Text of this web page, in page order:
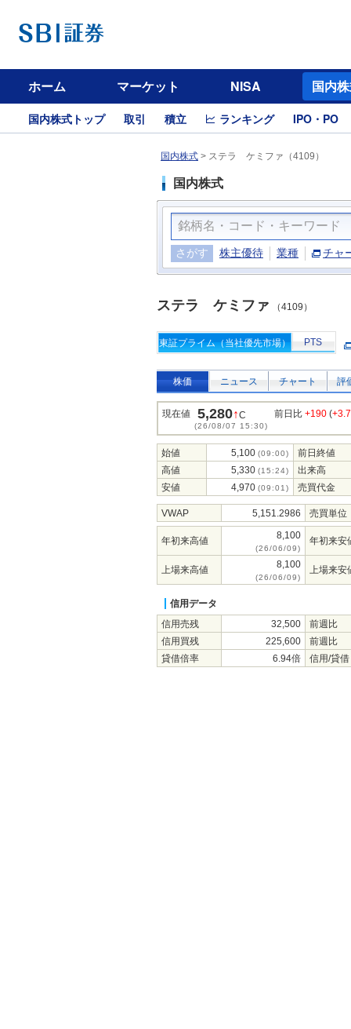
ホーム マーケット NISA 国内
国内株式トップ 取引 積立 ランキング IPO・PO
国内株式 > ステラ ケミファ（4109）
国内株式
さがす 株主優待 業種 チャ
ステラ ケミファ （4109）
東証プライム（当社優先市場） PTS
株価 ニュース チャート 評
現在値 5,280↑C
(26/08/07 15:30)
前日比 +190 (
始値 5,100 (09:00)
前日終値
高値
5,330 (15:24)
出来高
安値
4,970 (09:01) 売買代金
VWAP 5,151.2986 売買単位
年初来高値 8,100
(26/06/09)
年初来安
上場来高値 8,100
(26/06/09)
上場来安
信用データ
信用売残
32,500
前週比
信用買残
225,600
前週比
貸借倍率
6.94倍 信用/貸借